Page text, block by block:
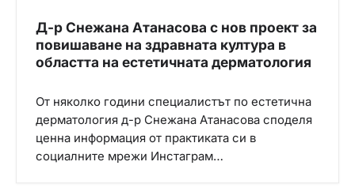
Д-р Снежана Атанасова с нов проект за
повишаване на здравната култура в
областта на естетичната дерматология
От няколко години специалистът по естетична
дерматология д-р Снежана Атанасова споделя
ценна информация от практиката си в
социалните мрежи Инстаграм…